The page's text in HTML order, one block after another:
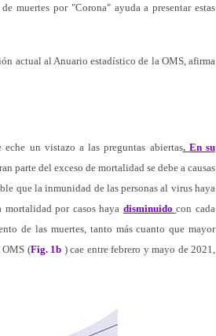
muertes por "Corona" ayuda a presentar estas
actual al Anuario estadístico de la OMS, afirma
un vistazo a las preguntas abiertas. En su
parte del exceso de mortalidad se debe a causas
que la inmunidad de las personas al virus haya
por casos haya disminuido con cada
de las muertes, tanto más cuanto que mayor
OMS (Fig. 1b ) cae entre febrero y mayo de 2021,